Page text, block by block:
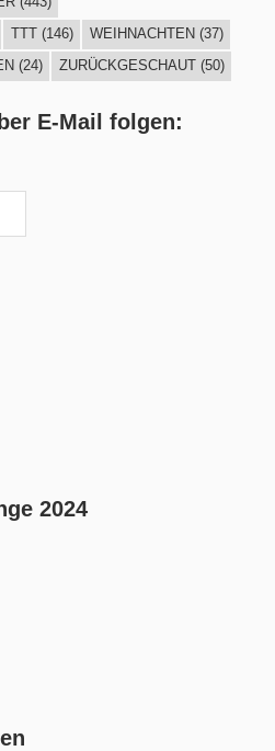
TTT(146) WEIHNACHTEN (37)
(24) ZURÜCKGESCHAUT(50)
E-Mail folgen:
2024